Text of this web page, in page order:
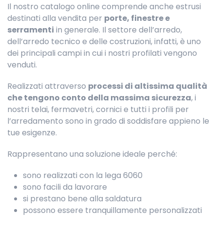
Il nostro catalogo online comprende anche estrusi
destinati alla vendita per porte, finestre e
serramenti in generale. Il settore dell’arredo,
dell’arredo tecnico e delle costruzioni, infatti, è uno
dei principali campi in cui i nostri profilati vengono
venduti.
Realizzati attraverso processi di altissima qualità
che tengono conto della massima sicurezza, i
nostri telai, fermavetri, cornici e tutti i profili per
l’arredamento sono in grado di soddisfare appieno le
tue esigenze.
Rappresentano una soluzione ideale perché:
sono realizzati con la lega 6060
sono facili da lavorare
si prestano bene alla saldatura
possono essere tranquillamente personalizzati